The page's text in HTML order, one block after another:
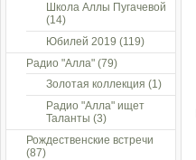
Школа Аллы Пугачевой
(14)
Юбилей 2019 (119)
Радио "Алла" (79)
Золотая коллекция (1)
Радио "Алла" ищет
Таланты (3)
Рождественские встречи
(87)